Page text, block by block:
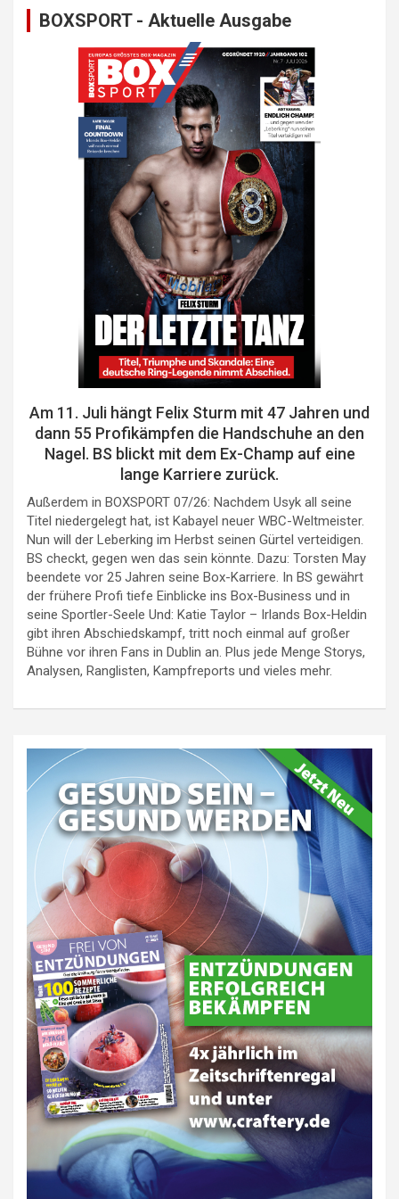
BOXSPORT - Aktuelle Ausgabe
Am 11. Juli hängt Felix Sturm mit 47 Jahren und
dann 55 Profikämpfen die Handschuhe an den
Nagel. BS blickt mit dem Ex-Champ auf eine
lange Karriere zurück.
Außerdem in BOXSPORT 07/26: Nachdem Usyk all seine
Titel niedergelegt hat, ist Kabayel neuer WBC-Weltmeister.
Nun will der Leberking im Herbst seinen Gürtel verteidigen.
BS checkt, gegen wen das sein könnte. Dazu: Torsten May
beendete vor 25 Jahren seine Box-Karriere. In BS gewährt
der frühere Profi tiefe Einblicke ins Box-Business und in
seine Sportler-Seele Und: Katie Taylor – Irlands Box-Heldin
gibt ihren Abschiedskampf, tritt noch einmal auf großer
Bühne vor ihren Fans in Dublin an. Plus jede Menge Storys,
Analysen, Ranglisten, Kampfreports und vieles mehr.